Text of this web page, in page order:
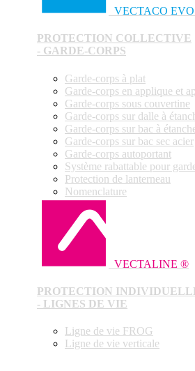
VECTACO
PROTECTION COLLECTIVE
- GARDE-CORPS
Garde-corps à plat
Garde-corps en applique et
Garde-corps sous couvertine
Garde-corps sur dalle à
Garde-corps sur bac à
Garde-corps sur bac sec acier
Garde-corps autoportant
Système rabattable pour
Protection de lanterneau
Nomenclature
VECTALINE ®
PROTECTION
- LIGNES DE VIE
Ligne de vie FROG
Ligne de vie verticale